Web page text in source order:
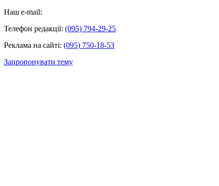
Наш e-mail:
Телефон редакції: (095) 794-29-25
Реклама на сайті: (095) 750-18-53
Запропонувати тему